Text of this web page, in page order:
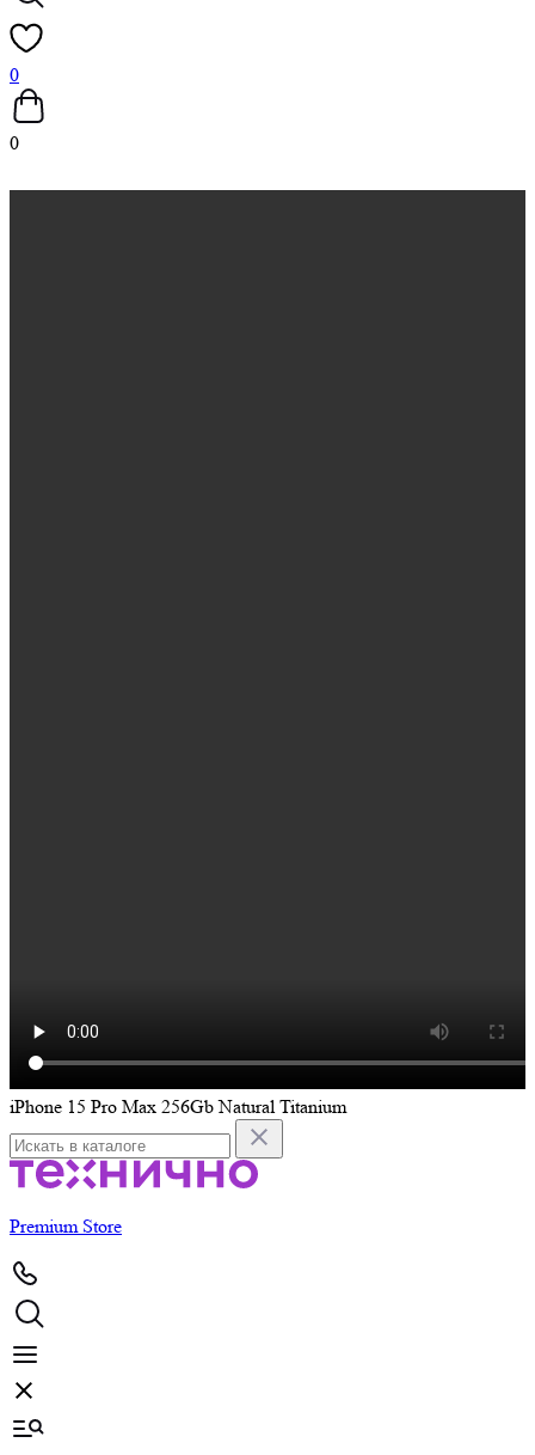
0
0
iPhone 15 Pro Max 256Gb Natural Titanium
Premium Store